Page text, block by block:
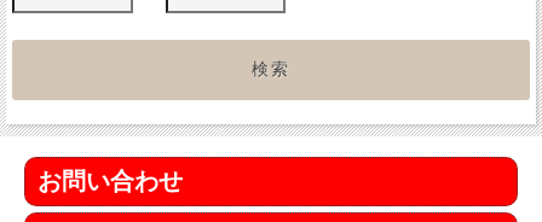
お問い合わせ